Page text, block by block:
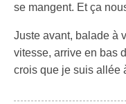
se mangent. Et ça
Juste avant, balade à
vitesse, arrive en bas
crois que je suis allée